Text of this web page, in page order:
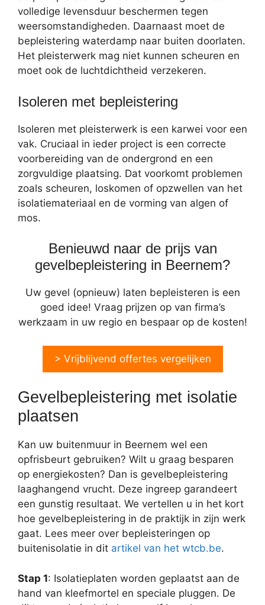
volledige levensduur beschermen tegen
weersomstandigheden. Daarnaast moet de
bepleistering waterdamp naar buiten doorlaten.
Het pleisterwerk mag niet kunnen scheuren en
moet ook de luchtdichtheid verzekeren.
Isoleren met bepleistering
Isoleren met pleisterwerk is een karwei voor een
vak. Cruciaal in ieder project is een correcte
voorbereiding van de ondergrond en een
zorgvuldige plaatsing. Dat voorkomt problemen
zoals scheuren, loskomen of opzwellen van het
isolatiemateriaal en de vorming van algen of
mos.
Benieuwd naar de prijs van
gevelbepleistering in Beernem?
Uw gevel (opnieuw) laten bepleisteren is een
goed idee! Vraag prijzen op van firma’s
werkzaam in uw regio en bespaar op de kosten!
> Vrijblijvend offertes vergelijken
Gevelbepleistering met isolatie
plaatsen
Kan uw buitenmuur in Beernem wel een
opfrisbeurt gebruiken? Wilt u graag besparen
op energiekosten? Dan is gevelbepleistering
laaghangend vrucht. Deze ingreep garandeert
een gunstig resultaat. We vertellen u in het kort
hoe gevelbepleistering in de praktijk in zijn werk
gaat. Lees meer over bepleisteringen op
buitenisolatie in dit artikel van het wtcb.be.
Stap 1: Isolatieplaten worden geplaatst aan de
hand van kleefmortel en speciale pluggen. De